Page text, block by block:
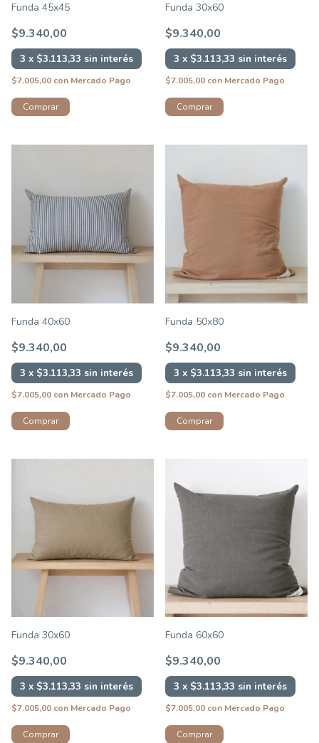
Funda 45x45
$9.340,00
3 x $3.113,33 sin interés
$7.005,00 con Mercado Pago
Comprar
Funda 30x60
$9.340,00
3 x $3.113,33 sin interés
$7.005,00 con Mercado Pago
Funda 40x60
$9.340,00
3 x $3.113,33 sin interés
$7.005,00 con Mercado Pago
Comprar
Funda 50x80
$9.340,00
3 x $3.113,33 sin interés
$7.005,00 con Mercado Pago
Comprar
Funda 30x60
$9.340,00
3 x $3.113,33 sin interés
$7.005,00 con Mercado Pago
Comprar
Funda 60x60
$9.340,00
3 x $3.113,33 sin interés
$7.005,00 con Mercado Pago